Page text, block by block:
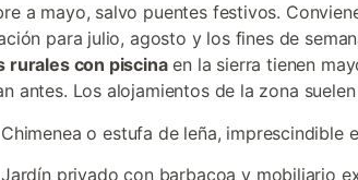
a mayo, salvo puentes festivos.
para julio, agosto y los fines de
rurales con piscinaen la sierra tienen
antes. Los alojamientos de la zona
Chimenea o estufa de leña, imprescindible
Jardín privado con barbacoa y mobiliario